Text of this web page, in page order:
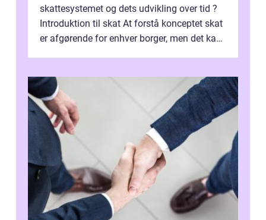
skattesystemet og dets udvikling over tid ?
Introduktion til skat At forstå konceptet skat
er afgørende for enhver borger, men det kan